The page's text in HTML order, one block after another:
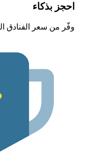
بذكاء
من سعر الفنادق المحددة